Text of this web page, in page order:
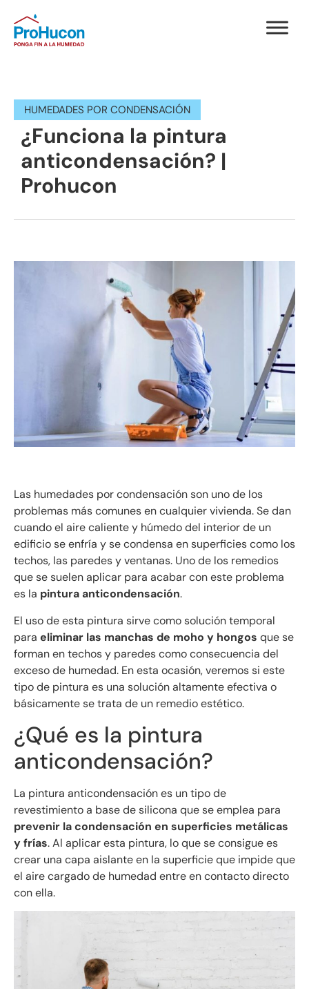
HUMEDADES POR CONDENSACIÓN
¿Funciona la pintura
anticondensación? |
Prohucon
Las humedades por condensación son uno de los
problemas más comunes en cualquier vivienda. Se dan
cuando el aire caliente y húmedo del interior de un
edificio se enfría y se condensa en superficies como los
techos, las paredes y ventanas. Uno de los remedios
que se suelen aplicar para acabar con este problema
es la pintura anticondensación.
El uso de esta pintura sirve como solución temporal
para eliminar las manchas de moho y hongos que se
forman en techos y paredes como consecuencia del
exceso de humedad. En esta ocasión, veremos si este
tipo de pintura es una solución altamente efectiva o
básicamente se trata de un remedio estético.
¿Qué es la pintura
anticondensación?
La pintura anticondensación es un tipo de
revestimiento a base de silicona que se emplea para
prevenir la condensación en superficies metálicas
y frías. Al aplicar esta pintura, lo que se consigue es
crear una capa aislante en la superficie que impide que
el aire cargado de humedad entre en contacto directo
con ella.